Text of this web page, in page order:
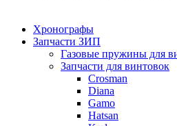
Хронографы
Запчасти ЗИП
Газовые пружины для
Запчасти для винтовок
Crosman
Diana
Gamo
Hatsan